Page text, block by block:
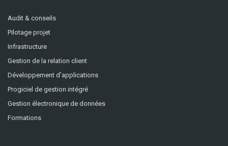
Audit & conseils
Pilotage projet
Infrastructure
Gestion de la relation client
Développement d’applications
Progiciel de gestion intégré
Gestion électronique de données
Formations